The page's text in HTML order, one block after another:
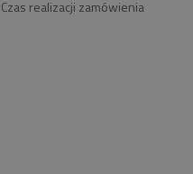
Czas realizacji zamówienia